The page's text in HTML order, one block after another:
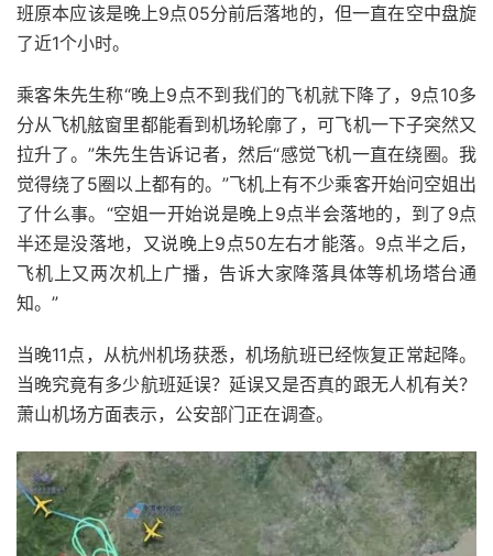
班原本应该是晚上9点05分前后落地的，但一直在空中盘旋
了近1个小时。
乘客朱先生称“晚上9点不到我们的飞机就下降了，9点10多
分从飞机舷窗里都能看到机场轮廓了，可飞机一下子突然又
拉升了。”朱先生告诉记者，然后“感觉飞机一直在绕圈。我
觉得绕了5圈以上都有的。”飞机上有不少乘客开始问空姐出
了什么事。“空姐一开始说是晚上9点半会落地的，到了9点
半还是没落地，又说晚上9点50左右才能落。9点半之后，
飞机上又两次机上广播，告诉大家降落具体等机场塔台通
知。”
当晚11点，从杭州机场获悉，机场航班已经恢复正常起降。
当晚究竟有多少航班延误？延误又是否真的跟无人机有关？
萧山机场方面表示，公安部门正在调查。